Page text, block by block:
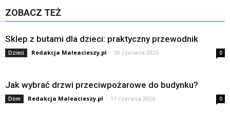
ZOBACZ TEŻ
Sklep z butami dla dzieci: praktyczny przewodnik
Dzieci Redakcja Maleacieszy.pl - 30 czerwca 2026 0
Jak wybrać drzwi przeciwpożarowe do budynku?
Dom Redakcja Maleacieszy.pl - 11 czerwca 2026 0